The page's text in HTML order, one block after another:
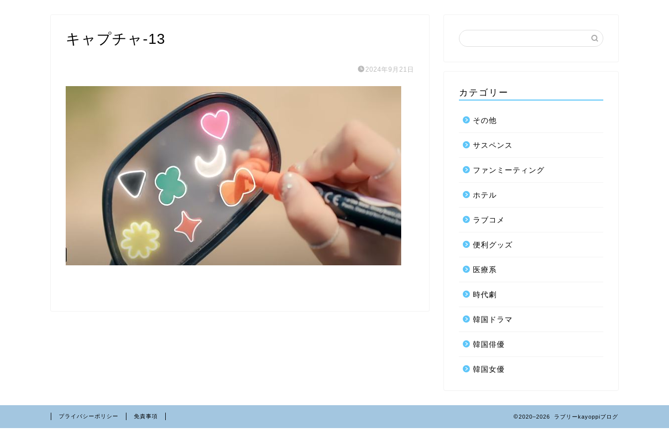
キャプチャ-13
2024年9月21日
カテゴリー
その他
サスペンス
ファンミーティング
ホテル
ラブコメ
便利グッズ
医療系
時代劇
韓国ドラマ
韓国俳優
韓国女優
プライバシーポリシー 免責事項 2020–2026 ラブリーkayoppiブログ